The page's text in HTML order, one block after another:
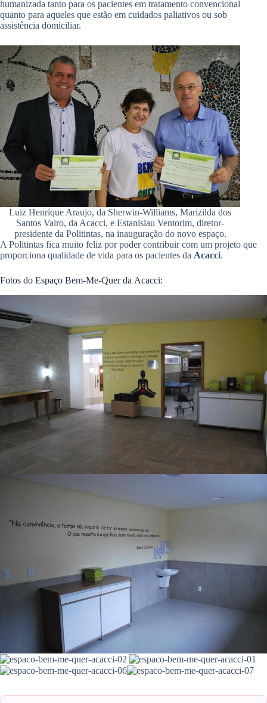
humanizada tanto para os pacientes em tratamento convencional
quanto para aqueles que estão em cuidados paliativos ou sob
assistência domiciliar.
Luiz Henrique Araujo, da Sherwin-Williams, Marizilda dos
Santos Vairo, da Acacci, e Estanislau Ventorim, diretor-
presidente da Politintas, na inauguração do novo espaço.
A Politintas fica muito feliz por poder contribuir com um projeto que
proporciona qualidade de vida para os pacientes da Acacci.
Fotos do Espaço Bem-Me-Quer da Acacci: